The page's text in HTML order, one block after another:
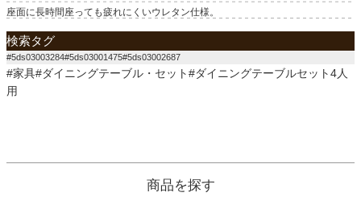
座面に長時間座っても疲れにくいウレタン仕様。
検索タグ
#5ds03003284#5ds03001475#5ds03002687
#家具#ダイニングテーブル・セット#ダイニングテーブルセット4人
用
商品を探す